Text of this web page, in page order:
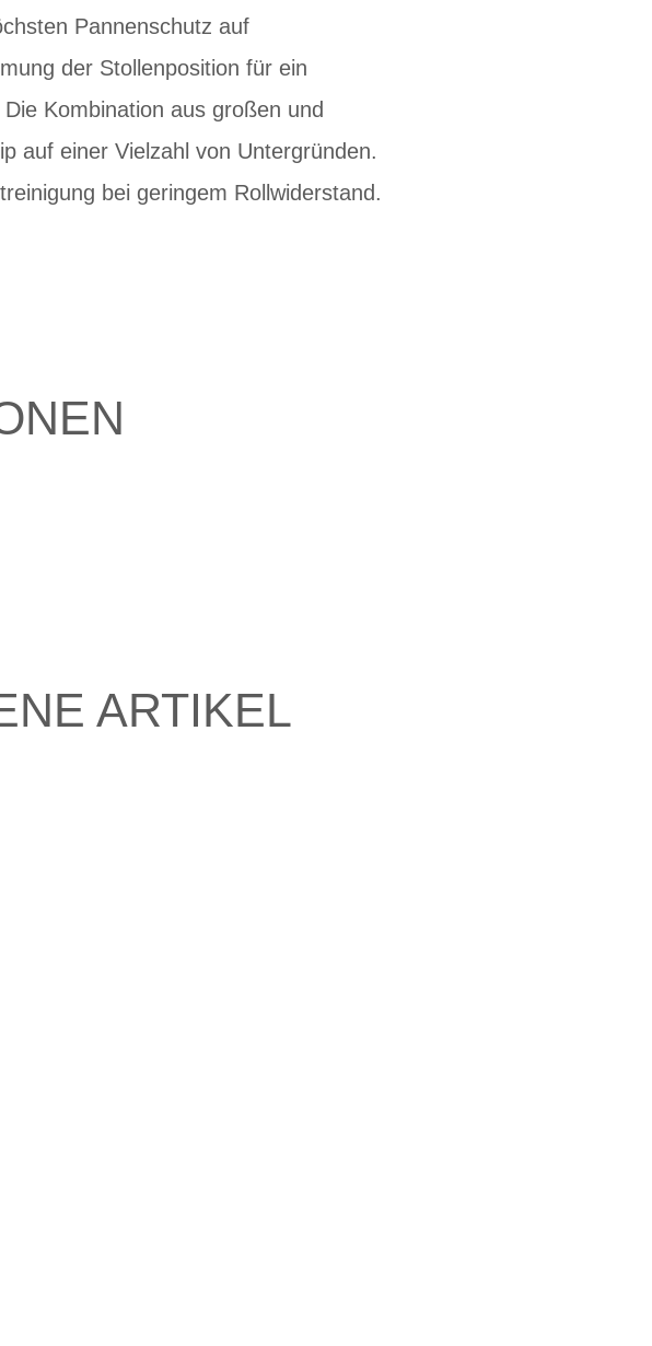
Pannenschutz auf
der Stollenposition für ein
Kombination aus großen und
auf einer Vielzahl von Untergründen.
bei geringem Rollwiderstand.
ARTIKEL